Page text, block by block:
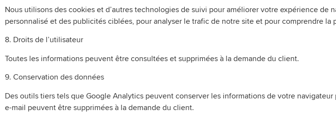
Nous utilisons des cookies et d’autres technologies de suivi pour améliorer votre expérience de
personnalisé et des publicités ciblées, pour analyser le trafic de notre site et pour comprendre la
8. Droits de l’utilisateur
Toutes les informations peuvent être consultées et supprimées à la demande du client.
9. Conservation des données
Des outils tiers tels que Google Analytics peuvent conserver les informations de votre
e-mail peuvent être supprimées à la demande du client.